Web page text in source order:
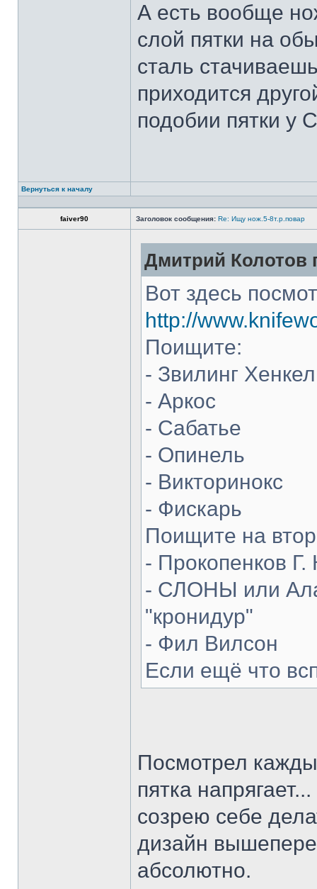
А есть вообще
слой пятки на
сталь
приходится
подобии пятки у
Вернуться к началу
faiver90 Заголовок сообщения: Re: Ищу нож.5-8т.р.повар
Дмитрий Колотов
Вот здесь
http://
Поищите:
- Звилинг
- Аркос
- Сабатье
- Опинель
- Викторинокс
- Фискарь
Поищите на
- Прокопенков Г.
- СЛОНЫ или
"кронидур"
- Фил Вилсон
Если ещё что
Посмотрел
пятка
созрею себе
дизайн
абсолютно.